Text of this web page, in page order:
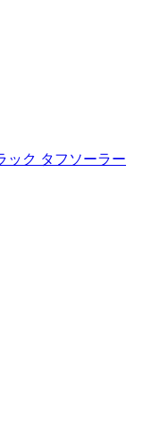
ック タフソーラー